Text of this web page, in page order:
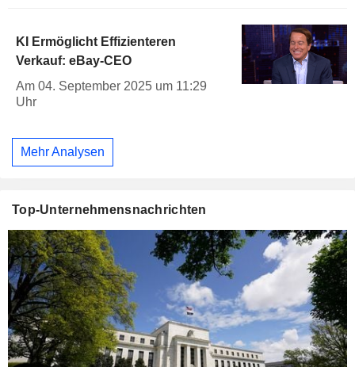
KI Ermöglicht Effizienteren
Verkauf: eBay-CEO
Am 04. September 2025 um 11:29
Uhr
Mehr Analysen
Top-Unternehmensnachrichten